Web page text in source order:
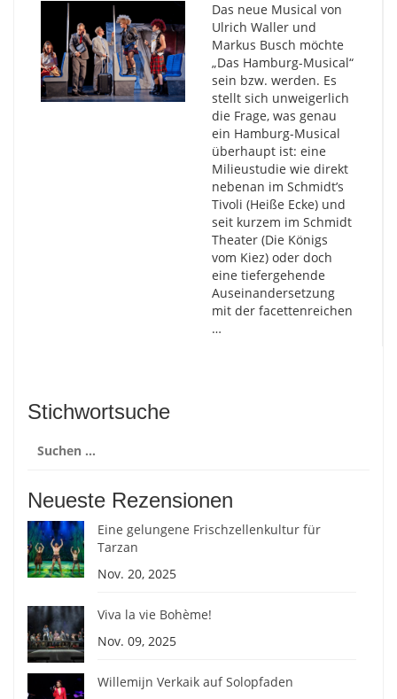
Das neue Musical von
Ulrich Waller und
Markus Busch möchte
„Das Hamburg-Musical“
sein bzw. werden. Es
stellt sich unweigerlich
die Frage, was genau
ein Hamburg-Musical
überhaupt ist: eine
Milieustudie wie direkt
nebenan im Schmidt’s
Tivoli (Heiße Ecke) und
seit kurzem im Schmidt
Theater (Die Königs
vom Kiez) oder doch
eine tiefergehende
Auseinandersetzung
mit der facettenreichen
…
Stichwortsuche
nach:
Neueste Rezensionen
Eine gelungene Frischzellenkultur für
Tarzan
Nov. 20, 2025
Viva la vie Bohème!
Nov. 09, 2025
Willemijn Verkaik auf Solopfaden